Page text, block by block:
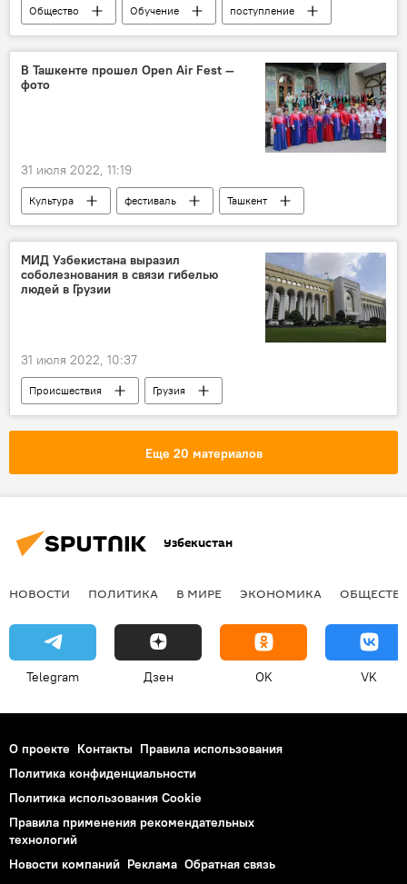
Общество Обучение поступление
В Ташкенте прошел Open Air Fest —
фото
31 июля 2022, 11:19
Культура фестиваль
Ташкент
музей ремесленного искусства
МИД Узбекистана выразил
соболезнования в связи гибелью
людей в Грузии
31 июля 2022, 10:37
Происшествия
Грузия
МИД Узбекистана
соболезнования
Еще 20 материалов
Узбекистан
НОВОСТИ ПОЛИТИКА В МИРЕ ЭКОНОМИКА
Telegram Дзен OK VK
О проекте Контакты Правила использования
Политика конфиденциальности
Политика использования Cookie
Правила применения рекомендательных
технологий
Новости компаний Реклама Обратная связь